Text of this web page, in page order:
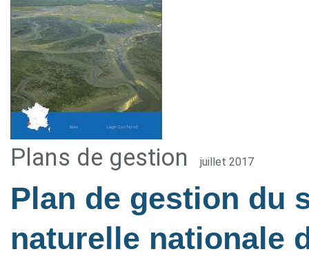
Plans de gestion juillet 2017
Plan de gestion du
naturelle nationale